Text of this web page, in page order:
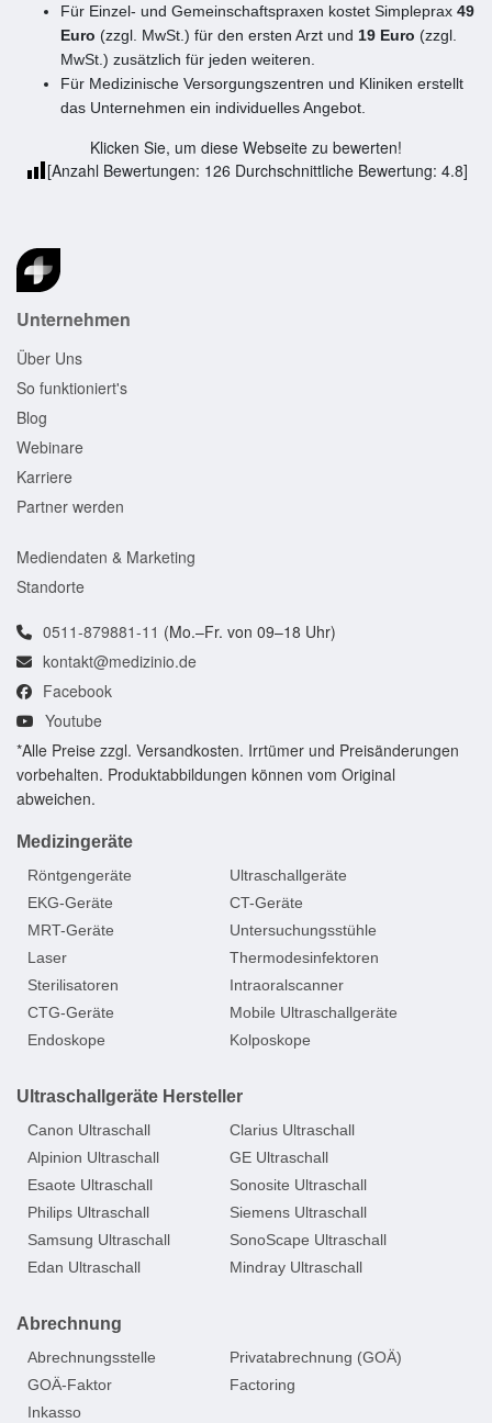
Für Einzel- und Gemeinschaftspraxen kostet Simpleprax 49
Euro (zzgl. MwSt.) für den ersten Arzt und 19 Euro (zzgl.
MwSt.) zusätzlich für jeden weiteren.
Für Medizinische Versorgungszentren und Kliniken erstellt
das Unternehmen ein individuelles Angebot.
Klicken Sie, um diese Webseite zu bewerten!
[Anzahl Bewertungen: 126 Durchschnittliche Bewertung: 4.8]
Unternehmen
Über Uns
So funktioniert's
Blog
Webinare
Karriere
Partner werden
Mediendaten & Marketing
Standorte
0511-879881-11 (Mo.–Fr. von 09–18 Uhr)
kontakt@medizinio.de
Facebook
Youtube
*Alle Preise zzgl. Versandkosten. Irrtümer und Preisänderungen
vorbehalten. Produktabbildungen können vom Original
abweichen.
Medizingeräte
Röntgengeräte
Ultraschallgeräte
EKG-Geräte
CT-Geräte
MRT-Geräte
Untersuchungsstühle
Laser
Thermodesinfektoren
Sterilisatoren
Intraoralscanner
CTG-Geräte
Mobile Ultraschallgeräte
Endoskope
Kolposkope
Ultraschallgeräte Hersteller
Canon Ultraschall
Clarius Ultraschall
Alpinion Ultraschall
GE Ultraschall
Esaote Ultraschall
Sonosite Ultraschall
Philips Ultraschall
Siemens Ultraschall
Samsung Ultraschall
SonoScape Ultraschall
Edan Ultraschall
Mindray Ultraschall
Abrechnung
Abrechnungsstelle
Privatabrechnung (GOÄ)
GOÄ-Faktor
Factoring
Inkasso